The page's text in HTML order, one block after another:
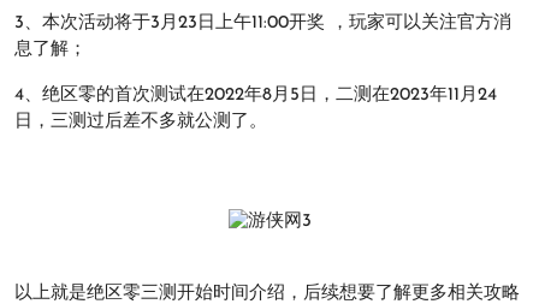
3、本次活动将于3月23日上午11:00开奖 ，玩家可以关注官方消
息了解；
4、绝区零的首次测试在2022年8月5日，二测在2023年11月24
日，三测过后差不多就公测了。
以上就是绝区零三测开始时间介绍，后续想要了解更多相关攻略